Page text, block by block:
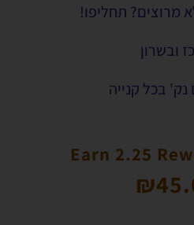
מרוצים? תחליפו!
ובשרון
Earn 2.25
₪